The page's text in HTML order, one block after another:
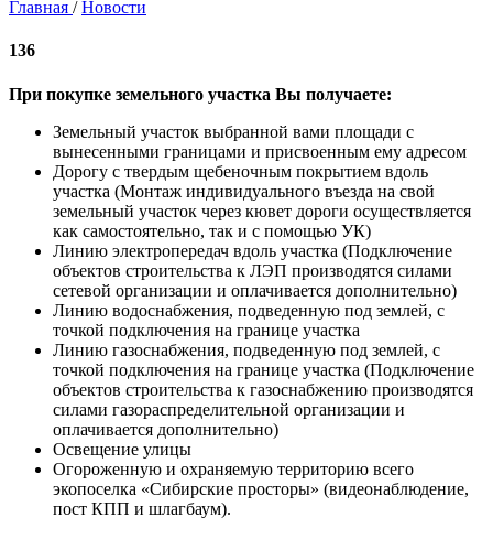
Главная / Новости
136
При покупке земельного участка Вы получаете:
Земельный участок выбранной вами площади с
вынесенными границами и присвоенным ему адресом
Дорогу с твердым щебеночным покрытием вдоль
участка (Монтаж индивидуального въезда на свой
земельный участок через кювет дороги осуществляется
как самостоятельно, так и с помощью УК)
Линию электропередач вдоль участка (Подключение
объектов строительства к ЛЭП производятся силами
сетевой организации и оплачивается дополнительно)
Линию водоснабжения, подведенную под землей, с
точкой подключения на границе участка
Линию газоснабжения, подведенную под землей, с
точкой подключения на границе участка (Подключение
объектов строительства к газоснабжению производятся
силами газораспределительной организации и
оплачивается дополнительно)
Освещение улицы
Огороженную и охраняемую территорию всего
экопоселка «Сибирские просторы» (видеонаблюдение,
пост КПП и шлагбаум).